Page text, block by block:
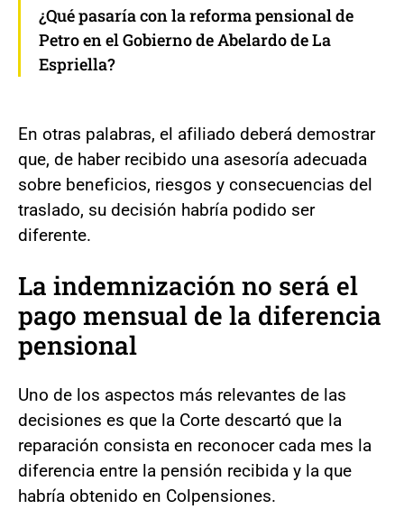
¿Qué pasaría con la reforma pensional de
Petro en el Gobierno de Abelardo de La
Espriella?
En otras palabras, el afiliado deberá demostrar
que, de haber recibido una asesoría adecuada
sobre beneficios, riesgos y consecuencias del
traslado, su decisión habría podido ser
diferente.
La indemnización no será el
pago mensual de la diferencia
pensional
Uno de los aspectos más relevantes de las
decisiones es que la Corte descartó que la
reparación consista en reconocer cada mes la
diferencia entre la pensión recibida y la que
habría obtenido en Colpensiones.